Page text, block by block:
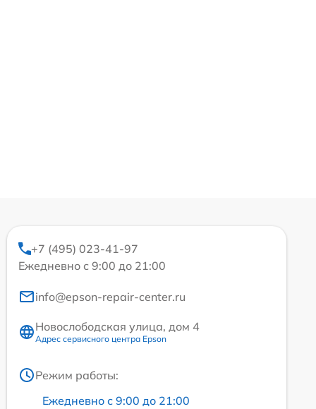
+7 (495) 023-41-97
Ежедневно с 9:00 до 21:00
info@epson-repair-center.ru
Новослободская улица, дом 4
Адрес сервисного центра Epson
Режим работы:
Ежедневно с 9:00 до 21:00